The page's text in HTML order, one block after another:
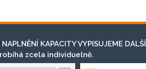
KAPACITY VYPISUJEME DALŠÍ
zcela individuelně.